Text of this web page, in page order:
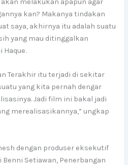
melakukan apapun agar
kan? Makanya tindakan
saya, akhirnya itu adalah suatu
yang mau ditinggalkan
Haque.
Terakhir itu terjadi di sekitar
yang kita pernah dengar
Jadi film ini bakal jadi
merealisasikannya,” ungkap
dengan produser eksekutif
Benni Setiawan, Penerbangan